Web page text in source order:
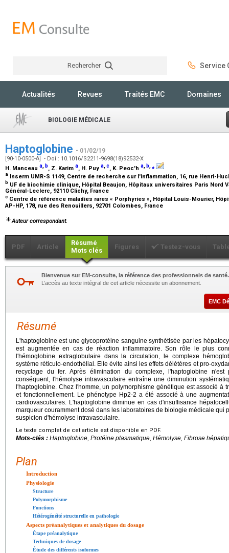
Rechercher Service
Actualités Revues Traités EMC Domaines
BIOLOGIE MÉDICALE
Haptoglobine - 01/02/19
[90-10-0500-A] - Doi : 10.1016/S2211-9698(18)92532-X
H. Manceau a, b, Z. Karim a, H. Puy a,c, K. Peoc'h a, b,⁎
a Inserm UMR-S 1149, Centre de recherche sur l'inflammation, 16, rue Henri-
b UF de biochimie clinique, Hôpital Beaujon, Hôpitaux universitaires Paris Nord
Général-Leclerc, 92110 Clichy, France
c Centre de référence maladies rares « Porphyries », Hôpital Louis-Mourier,
AP-HP, 178, rue des Renouillers, 92701 Colombes, France
Auteur correspondant.
PDF Article
Résumé
Mots clés
Figures Testez-vous
Bienvenue sur EM-consulte, la référence des professionnels de santé.
L’accès au texte intégral de cet article nécessite un abonnement.
EMC
Résumé
L'haptoglobine est une glycoprotéine sanguine synthétisée par les
est augmentée en cas de réaction inflammatoire. Son rôle le plus
l'hémoglobine extraglobulaire dans la circulation, le complexe
système réticulo-endothélial. Elle évite ainsi les effets délétères et pro-
recyclage du fer. Après élimination du complexe, l'haptoglobine
conséquent, l'hémolyse intravasculaire entraîne une diminution
l'haptoglobine. Chez l'homme, un polymorphisme génétique est associé à
et fonctionnellement. Le phénotype Hp2-2 a été associé à une
cardiovasculaires. L'haptoglobine diminue en cas d'insuffisance
marqueur couramment dosé dans les laboratoires de biologie médicale qui
suspicion d'hémolyse intravasculaire.
Le texte complet de cet article est disponible en PDF.
Mots-clés : Haptoglobine, Protéine plasmatique, Hémolyse, Fibrose
Plan
Introduction
Physiologie
Structure
Polymorphisme
Fonctions
Hétérogénéité structurelle en pathologie
Aspects préanalytiques et analytiques du dosage
Étape préanalytique
Techniques de dosage
Étude des différents isoformes